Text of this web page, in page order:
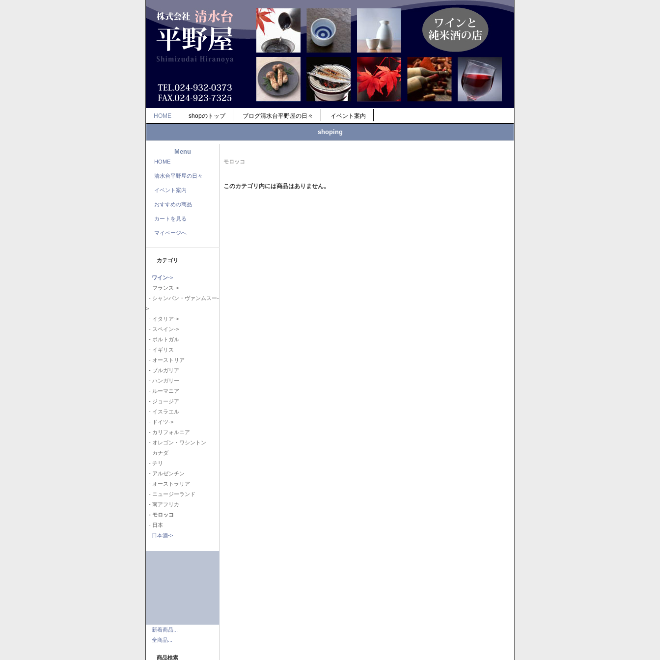
HOME shopのトップ ブログ清水台平野屋の日々 イベント案内
shoping
Menu
HOME
清水台平野屋の日々
イベント案内
おすすめの商品
カートを見る
マイページへ
カテゴリ
ワイン->
- フランス->
- シャンパン・ヴァンムスー-
>
- イタリア->
- スペイン->
- ポルトガル
- イギリス
- オーストリア
- ブルガリア
- ハンガリー
- ルーマニア
- ジョージア
- イスラエル
- ドイツ->
- カリフォルニア
- オレゴン・ワシントン
- カナダ
- チリ
- アルゼンチン
- オーストラリア
- ニュージーランド
- 南アフリカ
- モロッコ
- 日本
日本酒->
新着商品...
全商品...
商品検索
モロッコ
このカテゴリ内には商品はありません。